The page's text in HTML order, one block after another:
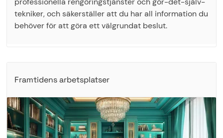
tekniker, och säkerställer att du har all information du
behöver för att göra ett välgrundat beslut.
Framtidens arbetsplatser